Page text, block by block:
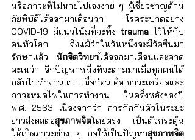
หรือภาวะที่ไม่หายไปเองง่าย ๆ ผู้เชี่ยวชาญด้าน
ภัยพิบัติได้ออกมาเตือนว่า โรคระบาดอย่าง
COVID-19 มีแนวโน้มที่จะทิ้ง trauma ไว้ให้กับ
คนทั่วโลก ถึงแม้ว่าในวันหนึ่งจะมีวัคซีนมา
รักษาแล้ว นักจิตวิทยาได้ออกมาเตือนและคาด
คะเนว่า อีกปัญหาหนึ่งที่จะตามมาเมื่อทุกคนได้
กลับไปทำงานแบบเมื่อก่อน คือ ภาวะเครียดและ
ภาวะหมดไฟในการทำงาน ในครึ่งหลังของปี
พ.ศ.​ 2563 เนื่องจากว่า การกักกันตัวในระยะ
ยาวส่งผลต่อสุขภาพจิตโดยตรง เป็นตัวกระตุ้น
ให้เกิดภาวะต่าง ๆ ก่อให้เป็นปัญหาสุขภาพจิต